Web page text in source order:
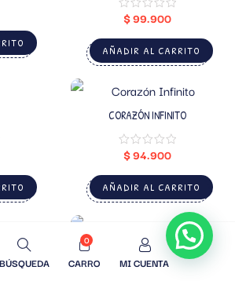
$99.900
AÑADIR AL CARRITO
CORAZÓN INFINITO
$94.900
AÑADIR AL CARRITO
TRIBAL
BÚSQUEDA
0
CARRO MI CUENTA